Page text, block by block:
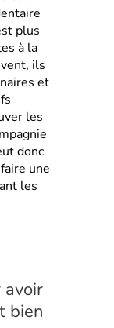
plus
à la
ils
et
les
donc
une
les
avoir
bien